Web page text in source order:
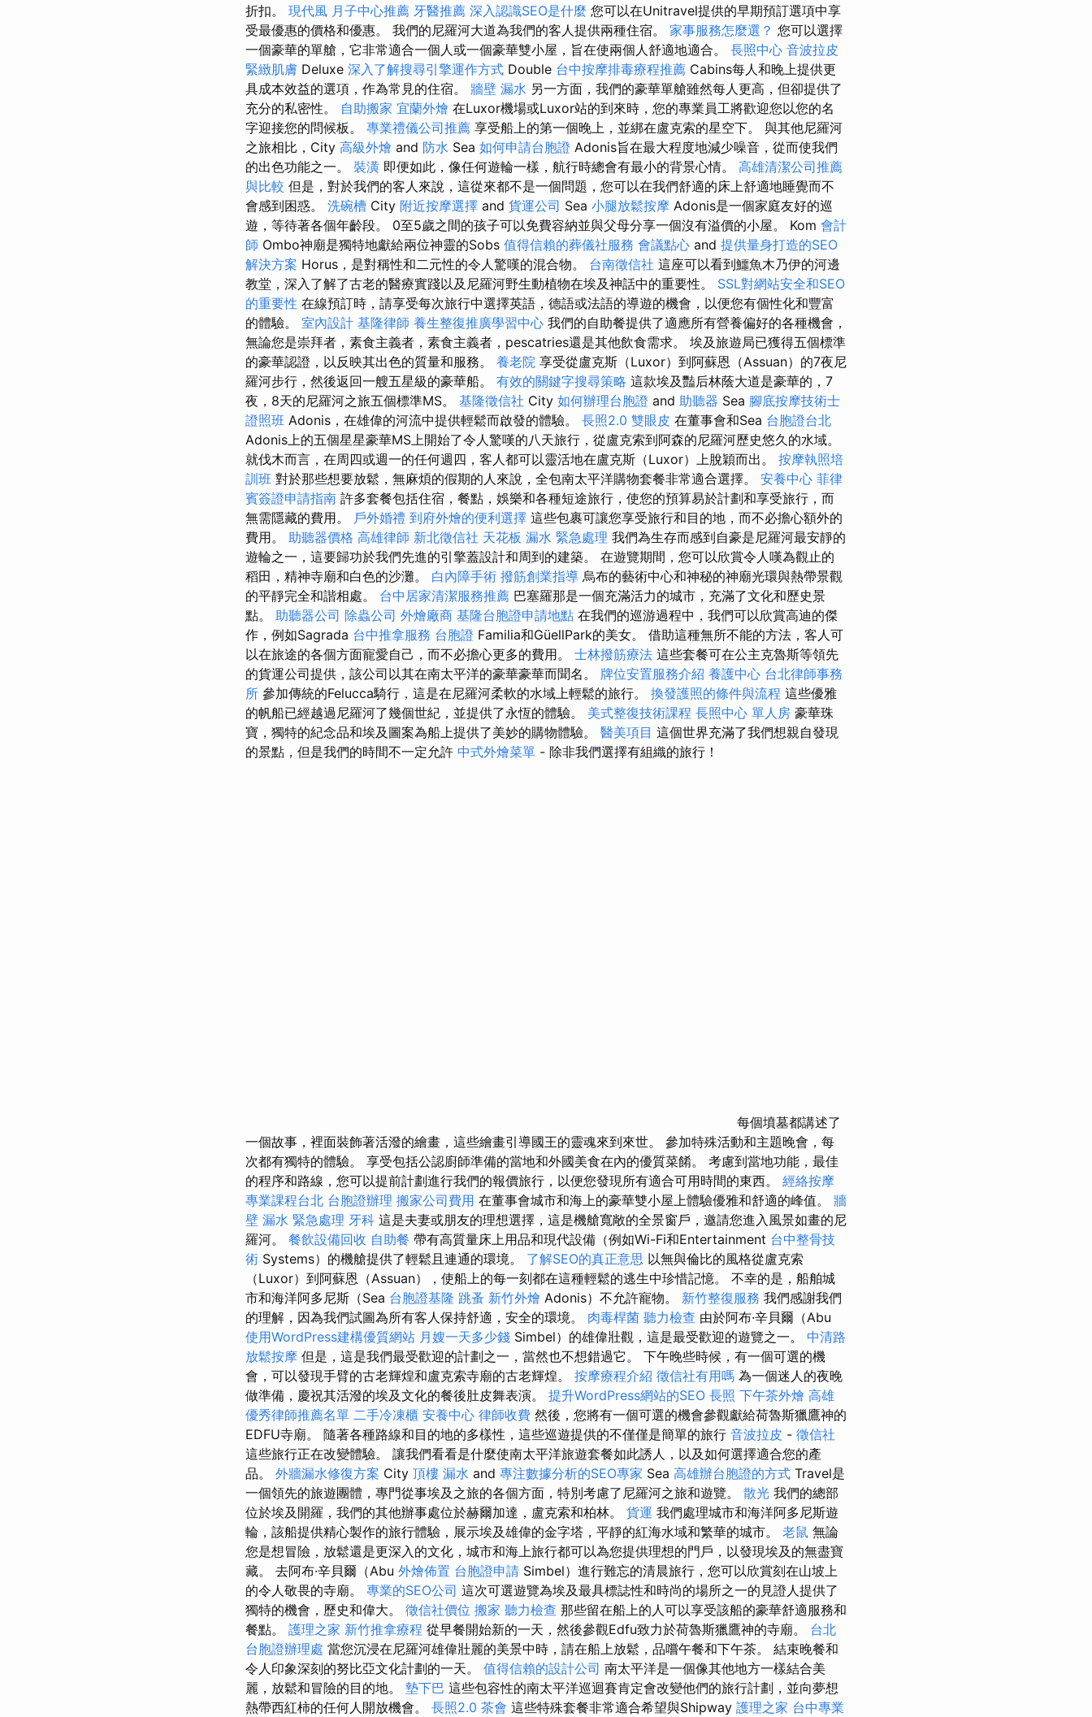
折扣。 現代風 月子中心推薦 牙醫推薦 深入認識SEO是什麼 您可以在Unitravel提供的早期預訂選項中享
受最優惠的價格和優惠。 我們的尼羅河大道為我們的客人提供兩種住宿。 家事服務怎麼選？ 您可以選擇
一個豪華的單艙，它非常適合一個人或一個豪華雙小屋，旨在使兩個人舒適地適合。 長照中心 音波拉皮
緊緻肌膚 Deluxe 深入了解搜尋引擎運作方式 Double 台中按摩排毒療程推薦 Cabins每人和晚上提供更
具成本效益的選項，作為常見的住宿。 牆壁 漏水 另一方面，我們的豪華單艙雖然每人更高，但卻提供了
充分的私密性。 自助搬家 宜蘭外燴 在Luxor機場或Luxor站的到來時，您的專業員工將歡迎您以您的名
字迎接您的問候板。 專業禮儀公司推薦 享受船上的第一個晚上，並綁在盧克索的星空下。 與其他尼羅河
之旅相比，City 高級外燴 and 防水 Sea 如何申請台胞證 Adonis旨在最大程度地減少噪音，從而使我們
的出色功能之一。 裝潢 即便如此，像任何遊輪一樣，航行時總會有最小的背景心情。 高雄清潔公司推薦
與比較 但是，對於我們的客人來說，這從來都不是一個問題，您可以在我們舒適的床上舒適地睡覺而不
會感到困惑。 洗碗槽 City 附近按摩選擇 and 貨運公司 Sea 小腿放鬆按摩 Adonis是一個家庭友好的巡
遊，等待著各個年齡段。 0至5歲之間的孩子可以免費容納並與父母分享一個沒有溢價的小屋。 Kom 會計
師 Ombo神廟是獨特地獻給兩位神靈的Sobs 值得信賴的葬儀社服務 會議點心 and 提供量身打造的SEO
解決方案 Horus，是對稱性和二元性的令人驚嘆的混合物。 台南徵信社 這座可以看到鱷魚木乃伊的河邊
教堂，深入了解了古老的醫療實踐以及尼羅河野生動植物在埃及神話中的重要性。 SSL對網站安全和SEO
的重要性 在線預訂時，請享受每次旅行中選擇英語，德語或法語的導遊的機會，以便您有個性化和豐富
的體驗。 室內設計 基隆律師 養生整復推廣學習中心 我們的自助餐提供了適應所有營養偏好的各種機會，
無論您是崇拜者，素食主義者，素食主義者，pescatries還是其他飲食需求。 埃及旅遊局已獲得五個標準
的豪華認證，以反映其出色的質量和服務。 養老院 享受從盧克斯（Luxor）到阿蘇恩（Assuan）的7夜尼
羅河步行，然後返回一艘五星級的豪華船。 有效的關鍵字搜尋策略 這款埃及豔后林蔭大道是豪華的，7
夜，8天的尼羅河之旅五個標準MS。 基隆徵信社 City 如何辦理台胞證 and 助聽器 Sea 腳底按摩技術士
證照班 Adonis，在雄偉的河流中提供輕鬆而啟發的體驗。 長照2.0 雙眼皮 在董事會和Sea 台胞證台北
Adonis上的五個星星豪華MS上開始了令人驚嘆的八天旅行，從盧克索到阿森的尼羅河歷史悠久的水域。
就伐木而言，在周四或週一的任何週四，客人都可以靈活地在盧克斯（Luxor）上脫穎而出。 按摩執照培
訓班 對於那些想要放鬆，無麻煩的假期的人來說，全包南太平洋購物套餐非常適合選擇。 安養中心 菲律
賓簽證申請指南 許多套餐包括住宿，餐點，娛樂和各種短途旅行，使您的預算易於計劃和享受旅行，而
無需隱藏的費用。 戶外婚禮 到府外燴的便利選擇 這些包裹可讓您享受旅行和目的地，而不必擔心額外的
費用。 助聽器價格 高雄律師 新北徵信社 天花板 漏水 緊急處理 我們為生存而感到自豪是尼羅河最安靜的
遊輪之一，這要歸功於我們先進的引擎蓋設計和周到的建築。 在遊覽期間，您可以欣賞令人嘆為觀止的
稻田，精神寺廟和白色的沙灘。 白內障手術 撥筋創業指導 烏布的藝術中心和神秘的神廟光環與熱帶景觀
的平靜完全和諧相處。 台中居家清潔服務推薦 巴塞羅那是一個充滿活力的城市，充滿了文化和歷史景
點。 助聽器公司 除蟲公司 外燴廠商 基隆台胞證申請地點 在我們的巡游過程中，我們可以欣賞高迪的傑
作，例如Sagrada 台中推拿服務 台胞證 Familia和GüellPark的美女。 借助這種無所不能的方法，客人可
以在旅途的各個方面寵愛自己，而不必擔心更多的費用。 士林撥筋療法 這些套餐可在公主克魯斯等領先
的貨運公司提供，該公司以其在南太平洋的豪華豪華而聞名。 牌位安置服務介紹 養護中心 台北律師事務
所 參加傳統的Felucca騎行，這是在尼羅河柔軟的水域上輕鬆的旅行。 換發護照的條件與流程 這些優雅
的帆船已經越過尼羅河了幾個世紀，並提供了永恆的體驗。 美式整復技術課程 長照中心 單人房 豪華珠
寶，獨特的紀念品和埃及圖案為船上提供了美妙的購物體驗。 醫美項目 這個世界充滿了我們想親自發現
的景點，但是我們的時間不一定允許 中式外燴菜單 - 除非我們選擇有組織的旅行！
每個墳墓都講述了
一個故事，裡面裝飾著活潑的繪畫，這些繪畫引導國王的靈魂來到來世。 參加特殊活動和主題晚會，每
次都有獨特的體驗。 享受包括公認廚師準備的當地和外國美食在內的優質菜餚。 考慮到當地功能，最佳
的程序和路線，您可以提前計劃進行我們的報價旅行，以便您發現所有適合可用時間的東西。 經絡按摩
專業課程台北 台胞證辦理 搬家公司費用 在董事會城市和海上的豪華雙小屋上體驗優雅和舒適的峰值。 牆
壁 漏水 緊急處理 牙科 這是夫妻或朋友的理想選擇，這是機艙寬敞的全景窗戶，邀請您進入風景如畫的尼
羅河。 餐飲設備回收 自助餐 帶有高質量床上用品和現代設備（例如Wi-Fi和Entertainment 台中整骨技
術 Systems）的機艙提供了輕鬆且連通的環境。 了解SEO的真正意思 以無與倫比的風格從盧克索
（Luxor）到阿蘇恩（Assuan），使船上的每一刻都在這種輕鬆的逃生中珍惜記憶。 不幸的是，船舶城
市和海洋阿多尼斯（Sea 台胞證基隆 跳蚤 新竹外燴 Adonis）不允許寵物。 新竹整復服務 我們感謝我們
的理解，因為我們試圖為所有客人保持舒適，安全的環境。 肉毒桿菌 聽力檢查 由於阿布·辛貝爾（Abu
使用WordPress建構優質網站 月嫂一天多少錢 Simbel）的雄偉壯觀，這是最受歡迎的遊覽之一。 中清路
放鬆按摩 但是，這是我們最受歡迎的計劃之一，當然也不想錯過它。 下午晚些時候，有一個可選的機
會，可以發現手臂的古老輝煌和盧克索寺廟的古老輝煌。 按摩療程介紹 徵信社有用嗎 為一個迷人的夜晚
做準備，慶祝其活潑的埃及文化的餐後肚皮舞表演。 提升WordPress網站的SEO 長照 下午茶外燴 高雄
優秀律師推薦名單 二手冷凍櫃 安養中心 律師收費 然後，您將有一個可選的機會參觀獻給荷魯斯獵鷹神的
EDFU寺廟。 隨著各種路線和目的地的多樣性，這些巡遊提供的不僅僅是簡單的旅行 音波拉皮 - 徵信社
這些旅行正在改變體驗。 讓我們看看是什麼使南太平洋旅遊套餐如此誘人，以及如何選擇適合您的產
品。 外牆漏水修復方案 City 頂樓 漏水 and 專注數據分析的SEO專家 Sea 高雄辦台胞證的方式 Travel是
一個領先的旅遊團體，專門從事埃及之旅的各個方面，特別考慮了尼羅河之旅和遊覽。 散光 我們的總部
位於埃及開羅，我們的其他辦事處位於赫爾加達，盧克索和柏林。 貨運 我們處理城市和海洋阿多尼斯遊
輪，該船提供精心製作的旅行體驗，展示埃及雄偉的金字塔，平靜的紅海水域和繁華的城市。 老鼠 無論
您是想冒險，放鬆還是更深入的文化，城市和海上旅行都可以為您提供理想的門戶，以發現埃及的無盡寶
藏。 去阿布·辛貝爾（Abu 外燴佈置 台胞證申請 Simbel）進行難忘的清晨旅行，您可以欣賞刻在山坡上
的令人敬畏的寺廟。 專業的SEO公司 這次可選遊覽為埃及最具標誌性和時尚的場所之一的見證人提供了
獨特的機會，歷史和偉大。 徵信社價位 搬家 聽力檢查 那些留在船上的人可以享受該船的豪華舒適服務和
餐點。 護理之家 新竹推拿療程 從早餐開始新的一天，然後參觀Edfu致力於荷魯斯獵鷹神的寺廟。 台北
台胞證辦理處 當您沉浸在尼羅河雄偉壯麗的美景中時，請在船上放鬆，品嚐午餐和下午茶。 結束晚餐和
令人印象深刻的努比亞文化計劃的一天。 值得信賴的設計公司 南太平洋是一個像其他地方一樣結合美
麗，放鬆和冒險的目的地。 墊下巴 這些包容性的南太平洋巡迴賽肯定會改變他們的旅行計劃，並向夢想
熱帶西紅柿的任何人開放機會。 長照2.0 茶會 這些特殊套餐非常適合希望與Shipway 護理之家 台中專業